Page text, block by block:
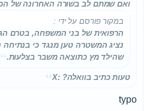
ואם שמתם לב בשורה האחרונה של
במקור פורסם על ידי :
הרפואית של בני המשפחה, בטרם
נציג המשטרה טען מנגד כי
שהילדמץ כתוצאה משבר בצלעות.
טעות כתיב בוואלה? :X
typo